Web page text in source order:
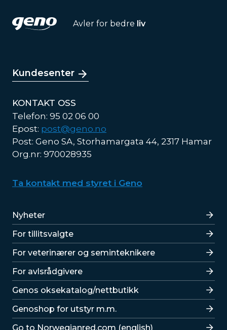
Avler for bedre liv
Kundesenter
KONTAKT OSS
Telefon: 95 02 06 00
Epost: post@geno.no
Post: Geno SA, Storhamargata 44, 2317 Hamar
Org.nr: 970028935
Ta kontakt med styret i Geno
Lenker
Nyheter
For tillitsvalgte
For veterinærer og seminteknikere
For avlsrådgivere
Lenker
Genos oksekatalog/nettbutikk
Genoshop for utstyr m.m.
Go to Norwegianred.com (english)